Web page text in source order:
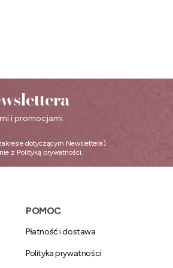
i promocjami.
dotyczącym Newslettera).
z Polityką prywatności.
POMOC
Płatność i dostawa
Polityka prywatności